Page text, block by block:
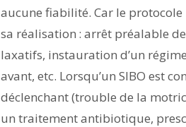
aucune fiabilité. Car le
sa réalisation : arrêt préalable
laxatifs, instauration d’un
avant, etc. Lorsqu’un SIBO est
déclenchant (trouble de la
un traitement antibiotique,